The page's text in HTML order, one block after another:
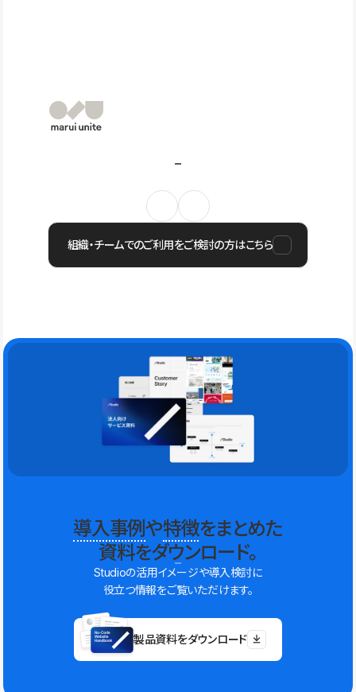
組織・チームでのご利用をご検討の方はこちら
導入事例や特徴をまとめた
資料をダウンロード。
Studioの活用イメージや導入検討に
役立つ情報をご覧いただけます。
製品資料をダウンロード